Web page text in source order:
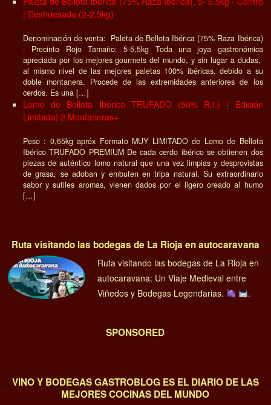
| Deshuesada (2-2.5kg)
Denominación de venta: Paleta de Bellota Ibérica (75% Raza Ibérica)
- Precinto Rojo Tamaño: 5-5,5kg Toda una joya gastronómica
apreciada por los mejores gourmets del mundo, y sin lugar a dudas,
al mismo nivel de las mejores paletas 100% ibéricas, debido a su
doble montanera. Procede de las extremidades anteriores de los
cerdos. Es una […]
Lomo de Bellota Ibérico TRUFADO (50% R.I.) | Edición
Limitada| 2 Montaneras+
Peso : 0,65kg apróx Formato MUY LIMITADO de Lomo de Bellota
Ibérico TRUFADO PREMIUM De cada cerdo ibérico se obtienen dos
piezas de auténtico lomo natural que una vez limpias y desprovistas
de grasa, se adoban y embuten en tripa natural. Su extraordinario
sabor y sutiles aromas, vienen dados por el ligero oreado al humo
[…]
Ruta visitando las bodegas de La Rioja en autocaravana
Ruta visitando las bodegas de La Rioja en
autocaravana: Un Viaje Medieval entre
Viñedos y Bodegas Legendarias.
.
SPONSORED
VINO Y BODEGAS GASTROBLOG ES EL DIARIO DE LAS
MEJORES COCINAS DEL MUNDO